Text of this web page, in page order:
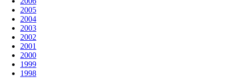
2005
2004
2003
2002
2001
2000
1999
1998